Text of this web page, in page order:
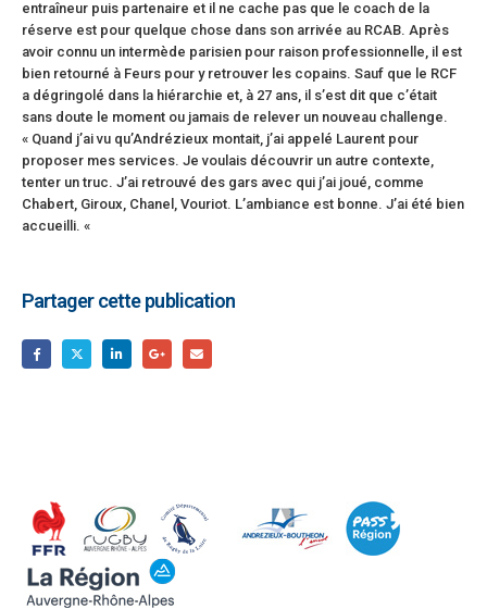
entraîneur puis partenaire et il ne cache pas que le coach de la
réserve est pour quelque chose dans son arrivée au RCAB. Après
avoir connu un intermède parisien pour raison professionnelle, il est
bien retourné à Feurs pour y retrouver les copains. Sauf que le RCF
a dégringolé dans la hiérarchie et, à 27 ans, il s’est dit que c’était
sans doute le moment ou jamais de relever un nouveau challenge.
« Quand j’ai vu qu’Andrézieux montait, j’ai appelé Laurent pour
proposer mes services. Je voulais découvrir un autre contexte,
tenter un truc. J’ai retrouvé des gars avec qui j’ai joué, comme
Chabert, Giroux, Chanel, Vouriot. L’ambiance est bonne. J’ai été bien
accueilli. «
Partager cette publication